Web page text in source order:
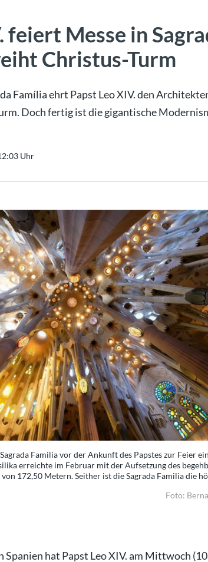
feiert Messe in
Christus-Turm
Família ehrt Papst Leo XIV. den
Doch fertig ist die gigantische
Uhr
Familia vor der Ankunft des Papstes zur Feier
erreichte im Februar mit der Aufsetzung des
172,50 Metern. Seither ist die Sagrada Familia die
Foto:
Spanien hat Papst Leo XIV. am Mittwoch